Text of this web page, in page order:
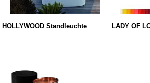
HOLLYWOOD Standleuchte LADY OF